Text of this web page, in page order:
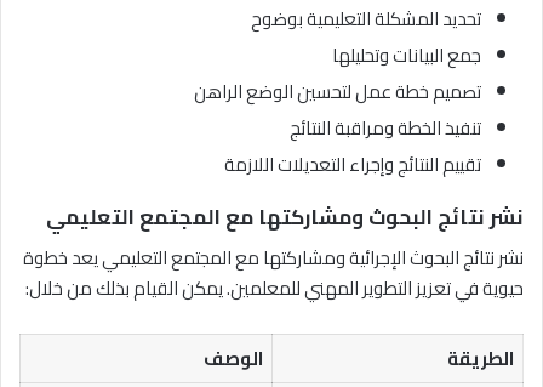
تحديد المشكلة التعليمية بوضوح
جمع البيانات وتحليلها
تصميم خطة عمل لتحسين الوضع الراهن
تنفيذ الخطة ومراقبة النتائج
تقييم النتائج وإجراء التعديلات اللازمة
نشر نتائج البحوث ومشاركتها مع المجتمع التعليمي
نشر نتائج البحوث الإجرائية ومشاركتها مع المجتمع التعليمي يعد خطوة
حيوية في تعزيز التطوير المهني للمعلمين. يمكن القيام بذلك من خلال:
الطريقة
الوصف